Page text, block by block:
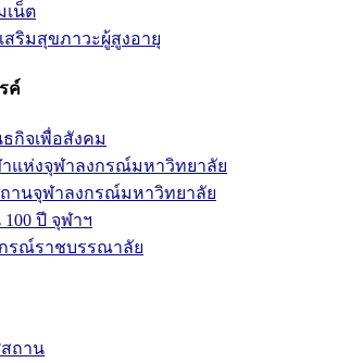
เน็ต
สริมสุขภาวะผู้สูงอายุ
ค์
กิจเพื่อสังคม
แห่งจุฬาลงกรณ์มหาวิทยาลัย
านจุฬาลงกรณ์มหาวิทยาลัย
ปี จุฬาฯ
รณ์ราชบรรณาลัย
ถาน